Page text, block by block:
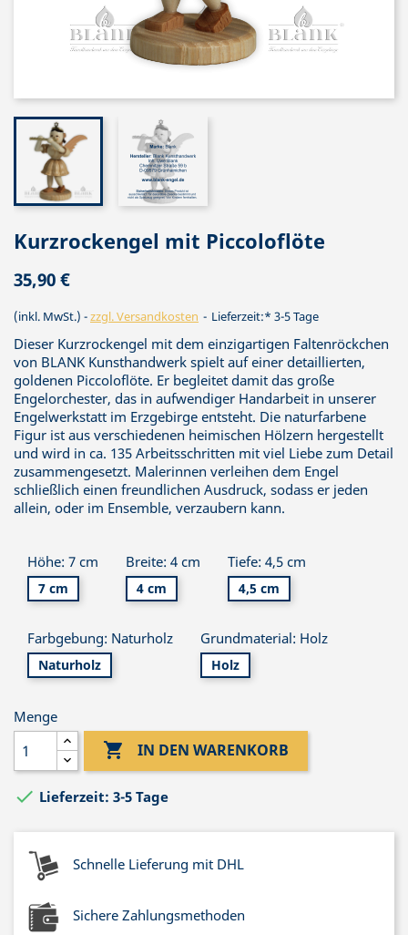
Kurzrockengel mit Piccoloflöte
35,90 €
(inkl. MwSt.) zzgl. Versandkosten Lieferzeit:* 3-5 Tage
Dieser Kurzrockengel mit dem einzigartigen Faltenröckchen
von BLANK Kunsthandwerk spielt auf einer detaillierten,
goldenen Piccoloflöte. Er begleitet damit das große
Engelorchester, das in aufwendiger Handarbeit in unserer
Engelwerkstatt im Erzgebirge entsteht. Die naturfarbene
Figur ist aus verschiedenen heimischen Hölzern hergestellt
und wird in ca. 135 Arbeitsschritten mit viel Liebe zum Detail
zusammengesetzt. Malerinnen verleihen dem Engel
schließlich einen freundlichen Ausdruck, sodass er jeden
allein, oder im Ensemble, verzaubern kann.
Höhe: 7 cm
7 cm
Breite: 4 cm
4 cm
Tiefe: 4,5 cm
4,5 cm
Farbgebung: Naturholz
Naturholz
Grundmaterial: Holz
Holz
Menge
 IN DEN WARENKORB
 Lieferzeit: 3-5 Tage
Schnelle Lieferung mit DHL
Sichere Zahlungsmethoden